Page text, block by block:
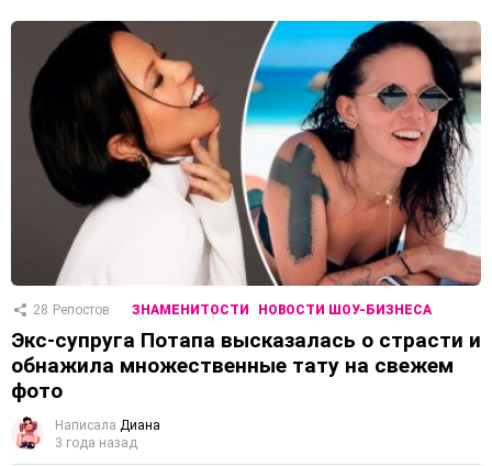
28 Репостов ЗНАМЕНИТОСТИ НОВОСТИ ШОУ-БИЗНЕСА
Экс-супруга Потапа высказалась о страсти и
обнажила множественные тату на свежем
фото
Написала Диана
3 года назад